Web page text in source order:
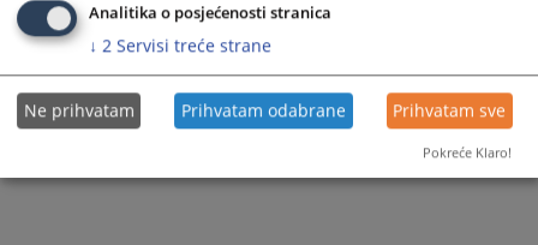
Analitika o posjećenosti stranica
↓ 2 Servisi treće strane
Ne prihvatam Prihvatam odabrane Prihvatam sve
Pokreće Klaro!